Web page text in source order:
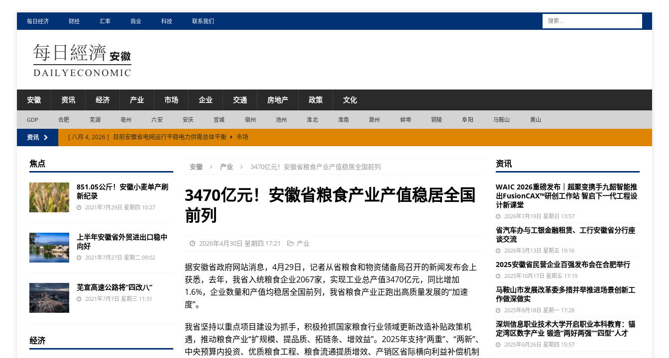
每日经济 财经 汇率 商业 科技 联系我们
安徽 资讯 经济 产业 市场 企业 交通 房地产 政策 文化
GDP 合肥 芜湖 亳州 六安 安庆 宣城 宿州 池州 淮北 淮南 滁州 蚌埠 铜陵 阜阳 马鞍山 黄山
资讯 [ 八月 4, 2026 ] 目前安徽省电网运行平稳电力供需总体平衡
市场
[ 八月 5, 2026 ] 安徽省产业“聚”变：新兴产业增长贡献超七成 产业
安徽 产业 3470亿元！安徽省粮食产业产值稳居全国前列
3470亿元！安徽省粮食产业产值稳居全国
前列
2026年4月30日 星期四 17:21 产业
据安徽省政府网站消息，4月29日，记者从省粮食和物资储备局召开的新闻发布会上
获悉，去年，我省入统粮食企业2067家，实现工业总产值3470亿元，同比增加
1.6%，企业数量和产值均稳居全国前列，我省粮食产业正跑出高质量发展的“加速
度”。
我省坚持以重点项目建设为抓手，积极抢抓国家粮食行业领域更新改造补贴政策机
遇，推动粮食产业“扩规模、提品质、拓链条、增效益”。2025年支持“两重”、“两新”、
中央预算内投资、优质粮食工程、粮食流通提质增效、产销区省际横向利益补偿机制
焦点
851.05公斤！安徽小麦单产刷
新纪录
2021年7月29日 星期四 10:27
上半年安徽省外贸进出口稳中
向好
2021年7月27日 星期二 09:02
芜宣高速公路将“四改八”
2021年7月7日 星期三 11:31
经济
资讯
WAIC 2026重磅发布｜超聚变携手九韶智能推
出FusionCAX™研创工作站 智启下一代工程设
计新课堂
2026年7月19日 星期日 13:57
省汽车办与工银金融租赁、工行安徽省分行座
谈交流
2026年3月13日 星期五 19:16
2025安徽省民营企业百强发布会在合肥举行
2025年10月17日 星期五 17:19
马鞍山市发展改革委多措并举推进场景创新工
作做深做实
2025年8月18日 星期一 17:28
深圳信息职业技术大学开启职业本科教育：锚
定湾区数字产业 锻造“两好两强”“四型”人才
2025年6月26日 星期四 15:57